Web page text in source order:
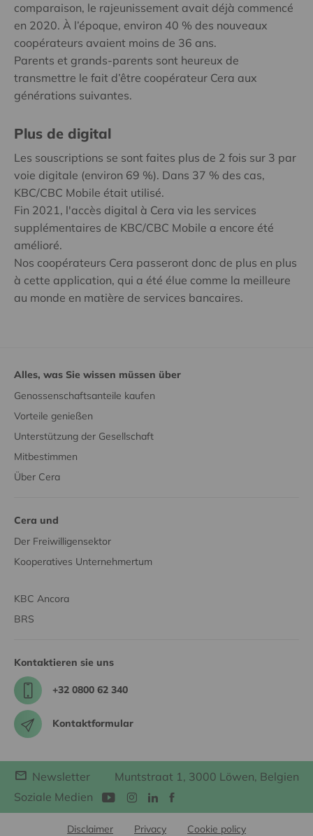
comparaison, le rajeunissement avait déjà commencé
en 2020. À l’époque, environ 40 % des nouveaux
coopérateurs avaient moins de 36 ans.
Parents et grands-parents sont heureux de
transmettre le fait d’être coopérateur Cera aux
générations suivantes.
Plus de digital
Les souscriptions se sont faites plus de 2 fois sur 3 par
voie digitale (environ 69 %). Dans 37 % des cas,
KBC/CBC Mobile était utilisé.
Fin 2021, l'accès digital à Cera via les services
supplémentaires de KBC/CBC Mobile a encore été
amélioré.
Nos coopérateurs Cera passeront donc de plus en plus
à cette application, qui a été élue comme la meilleure
au monde en matière de services bancaires.
Alles, was Sie wissen müssen über
Genossenschaftsanteile kaufen
Vorteile genießen
Unterstützung der Gesellschaft
Mitbestimmen
Über Cera
Cera und
Der Freiwilligensektor
Kooperatives Unternehmertum
KBC Ancora
BRS
Kontaktieren sie uns
+32 0800 62 340
Kontaktformular
Newsletter
Muntstraat 1, 3000 Löwen, Belgien
Soziale Medien
Disclaimer Privacy Cookie policy